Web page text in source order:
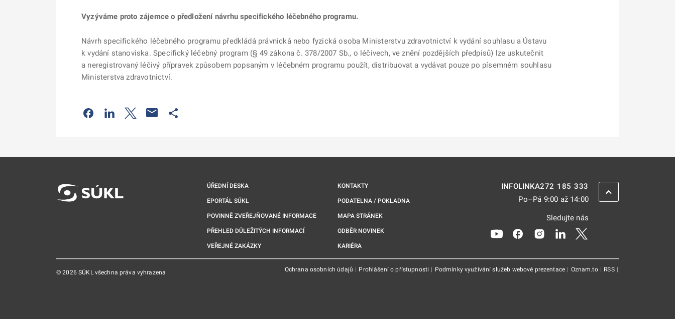
Vyzýváme proto zájemce o předložení návrhu specifického léčebného programu.
Návrh specifického léčebného programu předkládá právnická nebo fyzická osoba Ministerstvu zdravotnictví k vydání souhlasu a Ústavu
k vydání stanoviska. Specifický léčebný program (§ 49 zákona č. 378/2007 Sb., o léčivech, ve znění pozdějších předpisů) lze uskutečnit
a neregistrovaný léčivý přípravek způsobem popsaným v léčebném programu použít, distribuovat a vydávat pouze po písemném souhlasu
Ministerstva zdravotnictví.
Odkaz se otevře na nové kartě
Odkaz se otevře na nové kartě
Odkaz se otevře na nové kartě
ÚŘEDNÍ DESKA
EPORTÁL SÚKL
POVINNĚ ZVEŘEJŇOVANÉ INFORMACE
PŘEHLED DŮLEŽITÝCH INFORMACÍ
VEŘEJNÉ ZAKÁZKY
KONTAKTY
PODATELNA / POKLADNA
MAPA STRÁNEK
ODBĚR NOVINEK
KARIÉRA
INFOLINKA272 185 333
Po–Pá 9:00 až 14:00
Sledujte nás
Odkaz se otevře na nové kartě
Odkaz se otevře na nové kartě
Odkaz se otevře na nové kartě
Odkaz se otevře na nové
© 2026 SÚKL všechna práva vyhrazena Ochrana osobních údajů | Prohlášení o přístupnosti | Podmínky využívání služeb webové prezentace | Oznam.to | RSS |
ZPĚT NAHORU